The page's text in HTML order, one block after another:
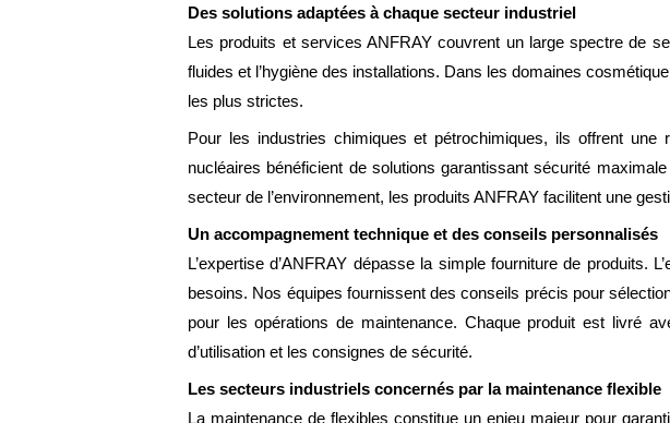
Des solutions adaptées à chaque secteur industriel
Les produits et services ANFRAY couvrent un large spectre de
fluides et l’hygiène des installations. Dans les domaines
les plus strictes.
Pour les industries chimiques et pétrochimiques, ils offrent
nucléaires bénéficient de solutions garantissant sécurité
secteur de l’environnement, les produits ANFRAY facilitent une
Un accompagnement technique et des conseils personnalisés
L’expertise d’ANFRAY dépasse la simple fourniture de produits.
besoins. Nos équipes fournissent des conseils précis pour
pour les opérations de maintenance. Chaque produit est livré
d’utilisation et les consignes de sécurité.
Les secteurs industriels concernés par la maintenance flexible
La maintenance de flexibles constitue un enjeu majeur pour